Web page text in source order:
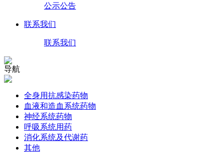
公示公告
联系我们
联系我们
导航
全身用抗感染药物
血液和造血系统药物
神经系统药物
呼吸系统用药
消化系统及代谢药
其他